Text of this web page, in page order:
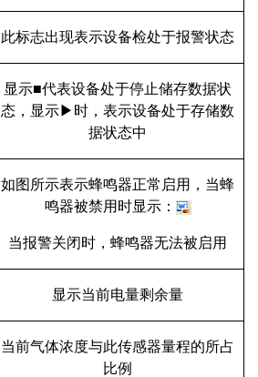
此标志出现表示设备检处于报警状态
显示■代表设备处于停止储存数据状
态，显示▶时，表示设备处于存储数
据状态中
如图所示表示蜂鸣器正常启用，当蜂
鸣器被禁用时显示：
当报警关闭时，蜂鸣器无法被启用
显示当前电量剩余量
当前气体浓度与此传感器量程的所占
比例